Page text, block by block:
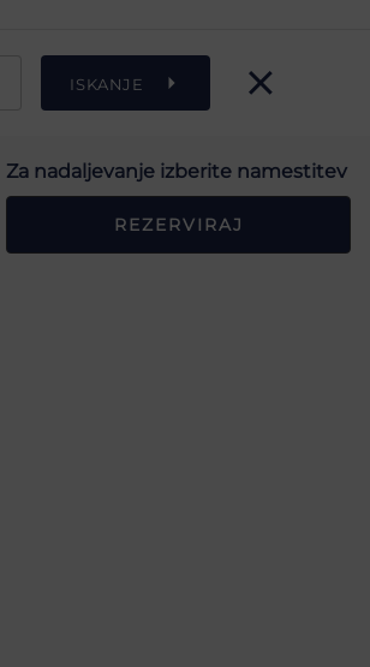
ISKANJE
Za nadaljevanje izberite namestitev
REZERVIRAJ